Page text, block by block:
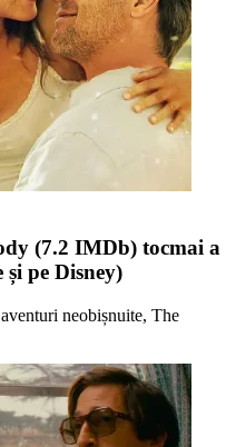
(7.2 IMDb) tocmai a
și pe Disney)
neobișnuite, The